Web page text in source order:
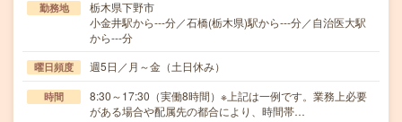
勤務地
栃木県下野市
小金井駅から---分／石橋(栃木県)駅から---分／自治医大駅
から---分
曜日頻度 週5日／月～金（土日休み）
時間
8:30～17:30（実働8時間）※上記は一例です。業務上必要
がある場合や配属先の都合により、時間帯…